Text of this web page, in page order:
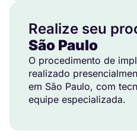
Realize seu
São Paulo
O procedimento de
realizado
em São Paulo, com
equipe especializada.